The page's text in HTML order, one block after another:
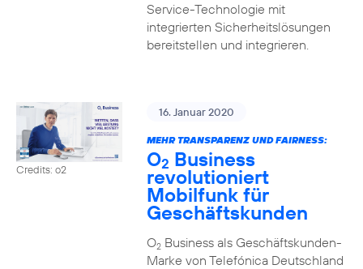
Service-Technologie mit
integrierten Sicherheitslösungen
bereitstellen und integrieren.
Credits: o2
16. Januar 2020
MEHR TRANSPARENZ UND FAIRNESS:
O2 Business
revolutioniert
Mobilfunk für
Geschäftskunden
O2Business als Geschäftskunden-
Marke von Telefónica Deutschland